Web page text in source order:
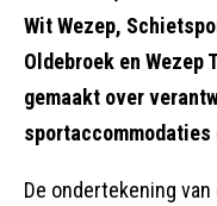
Wit Wezep,
Oldebroek en Wezep
gemaakt over
De ondertekening